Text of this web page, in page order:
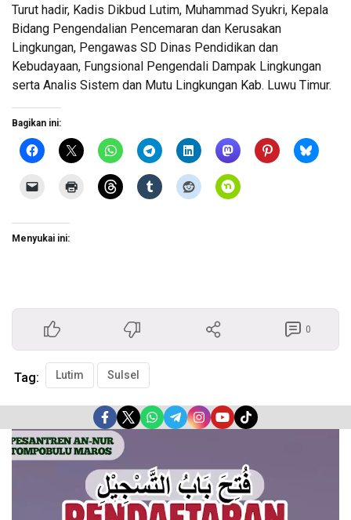
Turut hadir, Kadis Dikbud Lutim, Muhammad Syukri, Kepala
Bidang Pengendalian Pencemaran dan Kerusakan
Lingkungan, Pengawas SD Dinas Pendidikan dan
Kebudayaan, Fungsional Pengendali Dampak Lingkungan
serta Analis Sistem dan Mutu Lingkungan Kab. Luwu Timur.
Bagikan ini:
Menyukai ini:
0
Tag: Lutim Sulsel
Pemutar
Video